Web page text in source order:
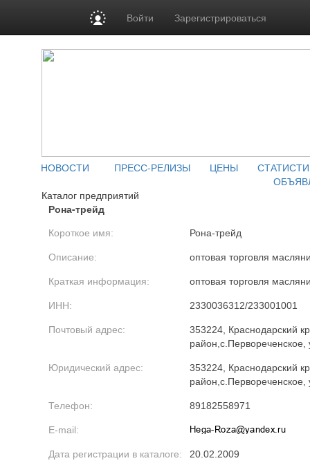
Войти Зарегистрироваться
НОВОСТИ ПРЕСС-РЕЛИЗЫ ЦЕНЫ
Каталог предприятий
Рона-трейд
Короткое имя: Рона-трейд
Описание: оптовая торговля
Краткая информация: оптовая торговля
ИНН: 2330036312/233001001
Почтовый адрес:
353224, Краснодарский
район,с.Первореченское,
Юридический адрес:
353224, Краснодарский
район,с.Первореченское,
Телефон: 89182558971
E-mail:
Дата регистрации в каталоге: 20.02.2009